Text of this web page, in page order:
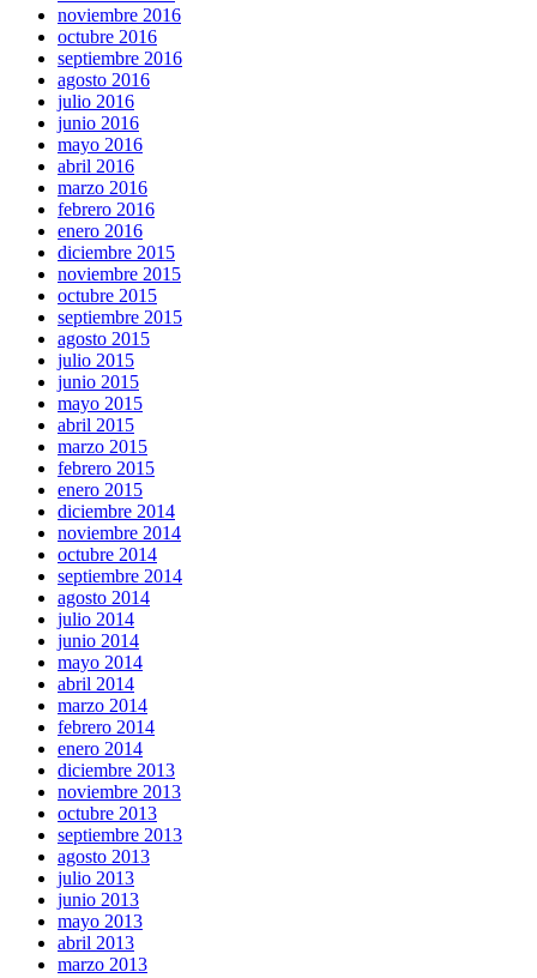
noviembre 2016
octubre 2016
septiembre 2016
agosto 2016
julio 2016
junio 2016
mayo 2016
abril 2016
marzo 2016
febrero 2016
enero 2016
diciembre 2015
noviembre 2015
octubre 2015
septiembre 2015
agosto 2015
julio 2015
junio 2015
mayo 2015
abril 2015
marzo 2015
febrero 2015
enero 2015
diciembre 2014
noviembre 2014
octubre 2014
septiembre 2014
agosto 2014
julio 2014
junio 2014
mayo 2014
abril 2014
marzo 2014
febrero 2014
enero 2014
diciembre 2013
noviembre 2013
octubre 2013
septiembre 2013
agosto 2013
julio 2013
junio 2013
mayo 2013
abril 2013
marzo 2013